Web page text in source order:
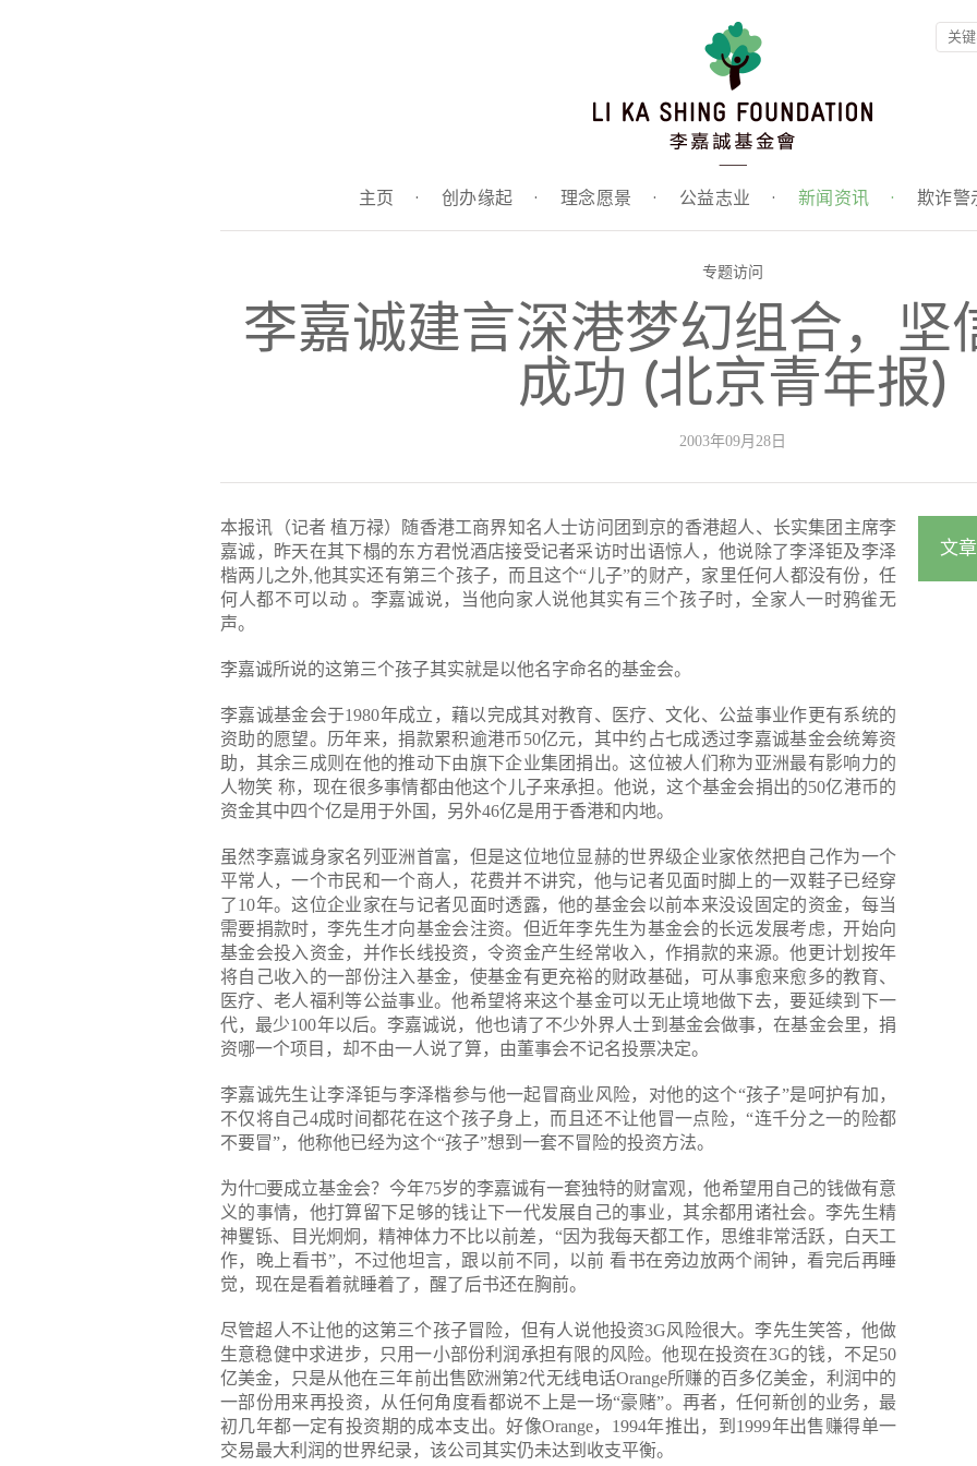
主页 · 创办缘起 · 理念愿景 · 公益志业 · 新闻资讯 · 欺诈警
专题访问
李嘉诚建言深港梦幻组合，坚
成功 (北京青年报)
2003年09月28日
本报讯（记者 植万禄）随香港工商界知名人士访问团到京的香港超人、长实集团主席李
嘉诚，昨天在其下榻的东方君悦酒店接受记者采访时出语惊人，他说除了李泽钜及李泽
楷两儿之外,他其实还有第三个孩子，而且这个“儿子”的财产，家里任何人都没有份，任
何人都不可以动 。李嘉诚说，当他向家人说他其实有三个孩子时，全家人一时鸦雀无
声。
李嘉诚所说的这第三个孩子其实就是以他名字命名的基金会。
李嘉诚基金会于1980年成立，藉以完成其对教育、医疗、文化、公益事业作更有系统的
资助的愿望。历年来，捐款累积逾港币50亿元，其中约占七成透过李嘉诚基金会统筹资
助，其余三成则在他的推动下由旗下企业集团捐出。这位被人们称为亚洲最有影响力的
人物笑 称，现在很多事情都由他这个儿子来承担。他说，这个基金会捐出的50亿港币的
资金其中四个亿是用于外国，另外46亿是用于香港和内地。
虽然李嘉诚身家名列亚洲首富，但是这位地位显赫的世界级企业家依然把自己作为一个
平常人，一个市民和一个商人，花费并不讲究，他与记者见面时脚上的一双鞋子已经穿
了10年。这位企业家在与记者见面时透露，他的基金会以前本来没设固定的资金，每当
需要捐款时，李先生才向基金会注资。但近年李先生为基金会的长远发展考虑，开始向
基金会投入资金，并作长线投资，令资金产生经常收入，作捐款的来源。他更计划按年
将自己收入的一部份注入基金，使基金有更充裕的财政基础，可从事愈来愈多的教育、
医疗、老人福利等公益事业。他希望将来这个基金可以无止境地做下去，要延续到下一
代，最少100年以后。李嘉诚说，他也请了不少外界人士到基金会做事，在基金会里，捐
资哪一个项目，却不由一人说了算，由董事会不记名投票决定。
李嘉诚先生让李泽钜与李泽楷参与他一起冒商业风险，对他的这个“孩子”是呵护有加，
不仅将自己4成时间都花在这个孩子身上，而且还不让他冒一点险，“连千分之一的险都
不要冒”，他称他已经为这个“孩子”想到一套不冒险的投资方法。
为什□要成立基金会？今年75岁的李嘉诚有一套独特的财富观，他希望用自己的钱做有意
义的事情，他打算留下足够的钱让下一代发展自己的事业，其余都用诸社会。李先生精
神矍铄、目光炯炯，精神体力不比以前差，“因为我每天都工作，思维非常活跃，白天工
作，晚上看书”，不过他坦言，跟以前不同，以前 看书在旁边放两个闹钟，看完后再睡
觉，现在是看着就睡着了，醒了后书还在胸前。
尽管超人不让他的这第三个孩子冒险，但有人说他投资3G风险很大。李先生笑答，他做
生意稳健中求进步，只用一小部份利润承担有限的风险。他现在投资在3G的钱，不足50
亿美金，只是从他在三年前出售欧洲第2代无线电话Orange所赚的百多亿美金，利润中的
一部份用来再投资，从任何角度看都说不上是一场“豪赌”。再者，任何新创的业务，最
初几年都一定有投资期的成本支出。好像Orange，1994年推出，到1999年出售赚得单一
交易最大利润的世界纪录，该公司其实仍未达到收支平衡。
文